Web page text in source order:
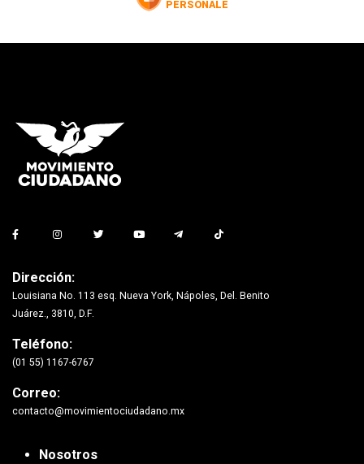
Dirección:
Louisiana No. 113 esq. Nueva York, Nápoles, Del. Benito
Juárez., 3810, D.F.
Teléfono:
(01 55) 1167-6767
Correo:
contacto@movimientociudadano.mx
Nosotros